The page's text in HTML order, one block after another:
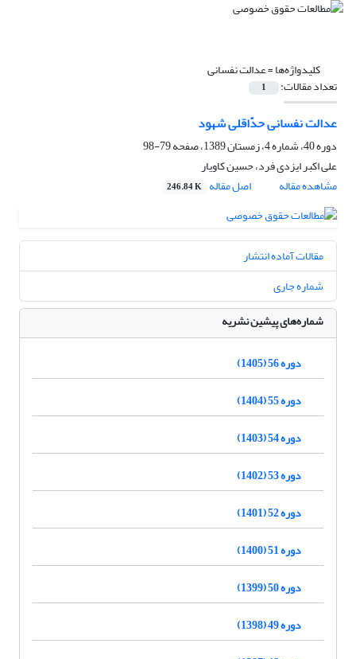
کلیدواژه‌ها =عدالت نفسانی
تعداد مقالات: 1
عدالت نفسانی حدّاقلی شهود
دوره 40، شماره 4، زمستان 1389، صفحه
79-98
علی اکبر ایزدی فرد، حسین کاویار
مشاهده مقاله
اصل مقاله 246.84 K
مقالات آماده انتشار
شماره جاری
شماره‌های پیشین نشریه
دوره 56 (1405)
دوره 55 (1404)
دوره 54 (1403)
دوره 53 (1402)
دوره 52 (1401)
دوره 51 (1400)
دوره 50 (1399)
دوره 49 (1398)